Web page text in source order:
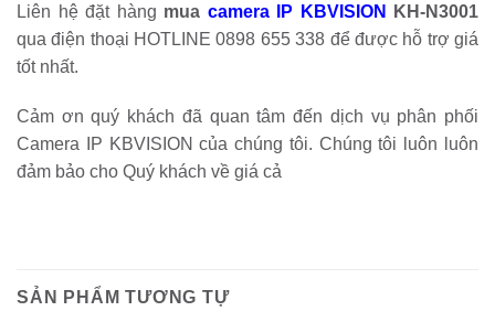
Liên hệ đặt hàng mua camera IP KBVISION
KH-N3001
qua điện thoại HOTLINE 0898 655 338 để được hỗ trợ giá
tốt nhất.
Cảm ơn quý khách đã quan tâm đến dịch vụ phân phối
Camera IP KBVISION của chúng tôi. Chúng tôi luôn luôn
đảm bảo cho Quý khách về giá cả
SẢN PHẨM TƯƠNG TỰ